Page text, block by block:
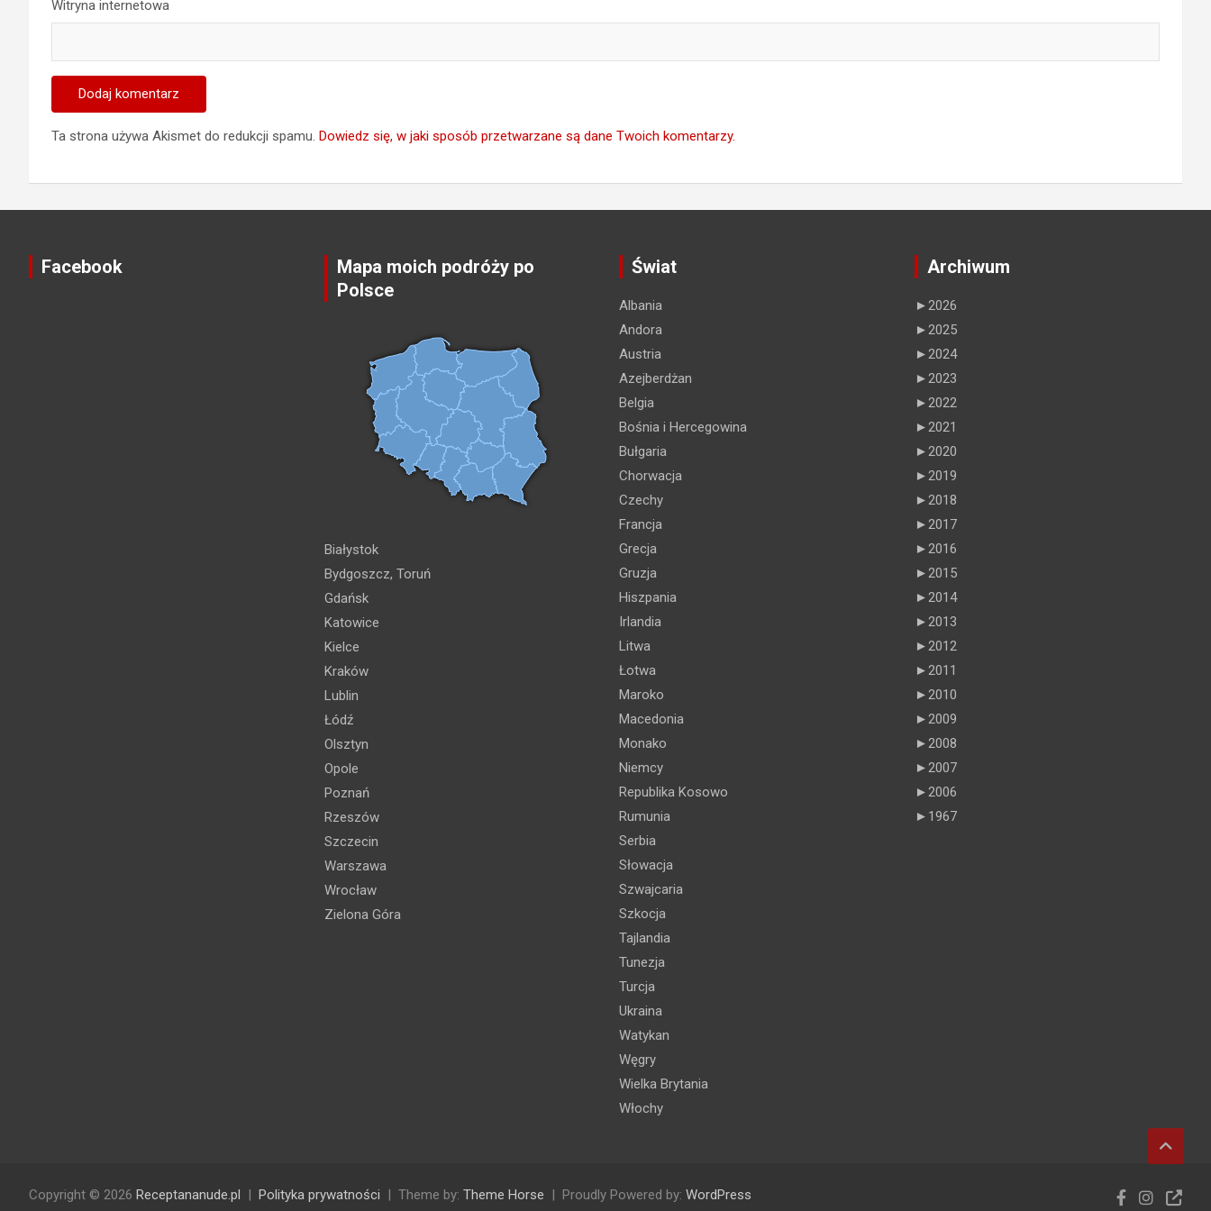
Witryna internetowa
Ta strona używa Akismet do redukcji spamu. Dowiedz się, w jaki sposób przetwarzane są dane Twoich komentarzy.
Facebook
Mapa moich podróży po
Polsce
Białystok
Bydgoszcz, Toruń
Gdańsk
Katowice
Kielce
Kraków
Lublin
Łódź
Olsztyn
Opole
Poznań
Rzeszów
Szczecin
Warszawa
Wrocław
Zielona Góra
Świat
Albania
Andora
Austria
Azejberdżan
Belgia
Bośnia i Hercegowina
Bułgaria
Chorwacja
Czechy
Francja
Grecja
Gruzja
Hiszpania
Irlandia
Litwa
Łotwa
Maroko
Macedonia
Monako
Niemcy
Republika Kosowo
Rumunia
Serbia
Słowacja
Szwajcaria
Szkocja
Tajlandia
Tunezja
Turcja
Ukraina
Watykan
Węgry
Wielka Brytania
Włochy
Archiwum
►2026
►2025
►2024
►2023
►2022
►2021
►2020
►2019
►2018
►2017
►2016
►2015
►2014
►2013
►2012
►2011
►2010
►2009
►2008
►2007
►2006
► 1967
Copyright © 2026 Receptananude.pl Polityka prywatności Theme by: Theme Horse Proudly Powered by: WordPress